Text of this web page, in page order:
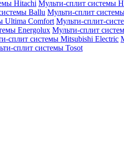
Hitachi Мульти-сплит системы
Ballu Мульти-сплит
Ultima Comfort Мульти-сплит-
Energolux Мульти-сплит
сплит системы Mitsubishi Electric
сплит системы Tosot